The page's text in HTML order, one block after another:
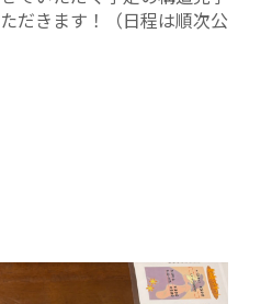
だきます！（日程は順次公